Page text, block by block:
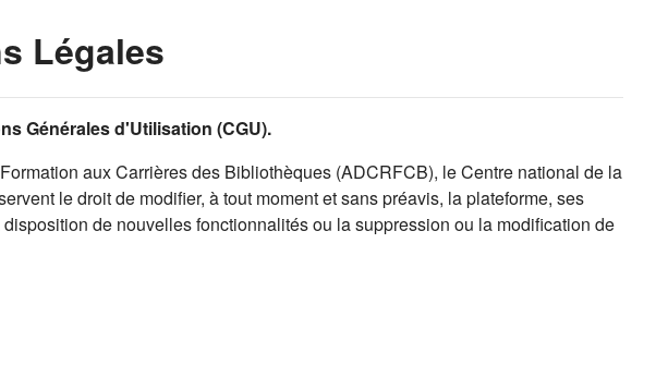
Légales
Générales d'Utilisation (CGU).
aux Carrières des Bibliothèques (ADCRFCB), le Centre national de la
le droit de modifier, à tout moment et sans préavis, la plateforme, ses
de nouvelles fonctionnalités ou la suppression ou la modification de